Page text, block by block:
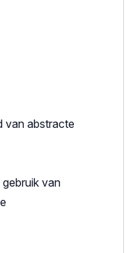
van abstracte
van